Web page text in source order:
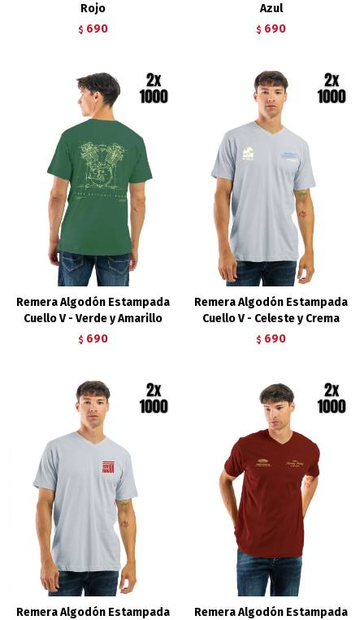
Rojo
$ 690
Azul
$ 690
Remera Algodón Estampada
Cuello V - Verde y Amarillo
$ 690
Remera Algodón Estampada
Cuello V - Celeste y Crema
$ 690
Remera Algodón Estampada
Remera Algodón Estampada